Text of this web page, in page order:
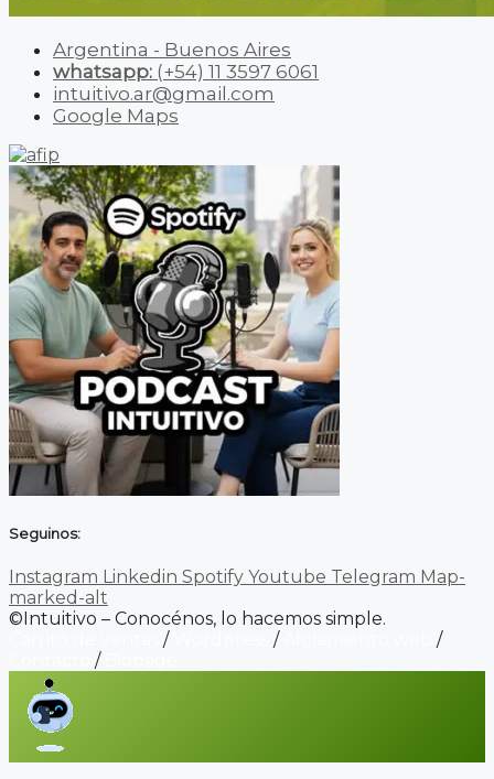
Argentina - Buenos Aires
whatsapp: (+54) 11 3597 6061
intuitivo.ar@gmail.com
Google Maps
Seguinos:
Instagram Linkedin Spotify Youtube Telegram Map-
marked-alt
©Intuitivo – Conocénos, lo hacemos simple.
/ /
/
/